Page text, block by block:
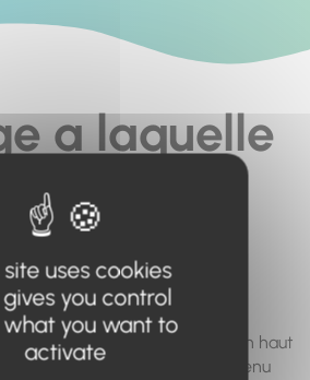
a laquelle
à
n'existe
ou plus.
le moteur de recherche en haut
le menu pour trouver le contenu
site uses cookies
you control
you want to
activate